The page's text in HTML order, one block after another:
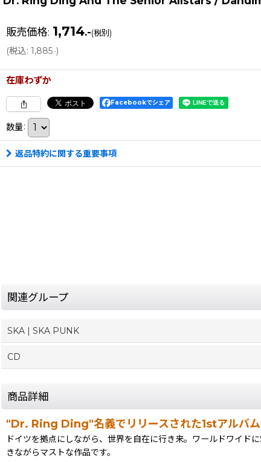
販売価格: 1,714.-(税別)
(税込: 1,885.-)
在庫わずか
Facebookでシェア
数量:
返品特約に関する重要事項
関連グループ
SKA | SKA PUNK
CD
商品詳細
"Dr. Ring Ding"名義でリリースされた1stアルバム
ドイツを拠点にしながら、世界を自在に行き来。ワールドワイド
きながらマストな作品です。